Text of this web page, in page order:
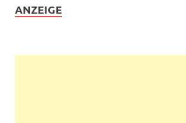
ANZEIGE